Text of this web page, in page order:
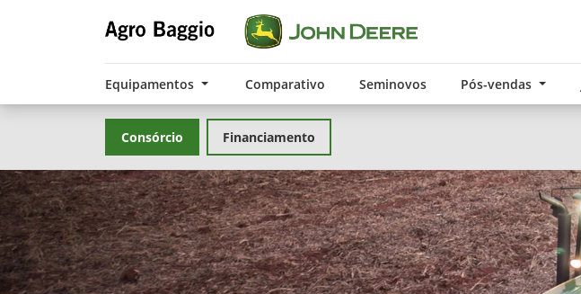
Equipamentos Comparativo Seminovos Pós-vendas
Consórcio Financiamento